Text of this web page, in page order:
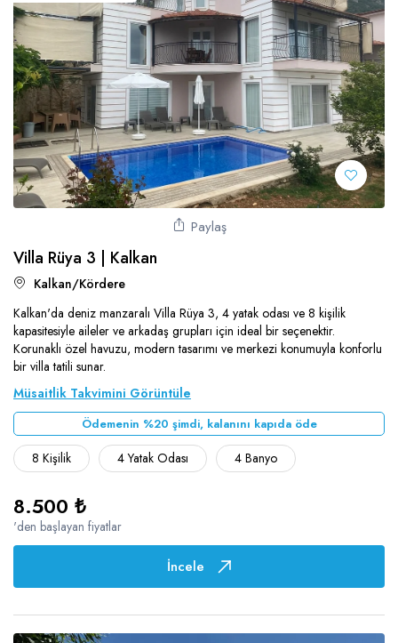
Paylaş
Villa Rüya 3 | Kalkan
Kalkan/Kördere
Kalkan'da deniz manzaralı Villa Rüya 3, 4 yatak odası ve 8 kişilik
kapasitesiyle aileler ve arkadaş grupları için ideal bir seçenektir.
Korunaklı özel havuzu, modern tasarımı ve merkezi konumuyla konforlu
bir villa tatili sunar.
Müsaitlik Takvimini Görüntüle
Ödemenin %20 şimdi, kalanını kapıda öde
8 Kişilik 4 Yatak Odası 4 Banyo
8.500 ₺
'den başlayan fiyatlar
İncele